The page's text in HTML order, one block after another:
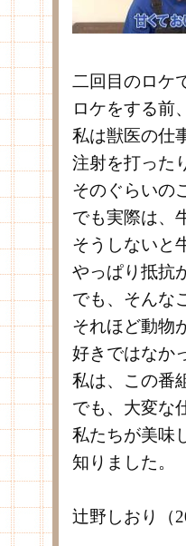
二回目のロケ
ロケをする前
私は獣医の仕
注射を打った
そのぐらいの
でも実際は、
そうしないと
やっぱり抵抗
でも、そんな
それほど動物
好きではなか
私は、この番
でも、大変な
私たちが美味
知りました。
辻野しおり（